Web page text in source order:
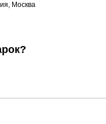
Москва